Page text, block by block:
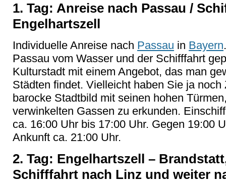
1. Tag: Anreise nach Passau /
Engelhartszell
Individuelle Anreise nach Passau in Bayern
Passau vom Wasser und der Schifffahrt
Kulturstadt mit einem Angebot, das man
Städten findet. Vielleicht haben Sie ja
barocke Stadtbild mit seinen hohen
verwinkelten Gassen zu erkunden.
ca. 16:00 Uhr bis 17:00 Uhr. Gegen 19:00
Ankunft ca. 21:00 Uhr.
2. Tag: Engelhartszell –
Schifffahrt nach Linz und weiter